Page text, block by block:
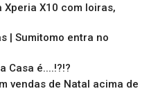
Xperia X10 com loiras,
| Sumitomo entra no
Casa é....!?!?
vendas de Natal acima de